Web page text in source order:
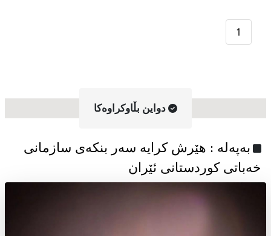
1
دواین بڵاوکراوه‌کا
به‌په‌له‌ : هێرش کرایە سەر بنکەی سازمانی
خەباتی کوردستانی ئێران